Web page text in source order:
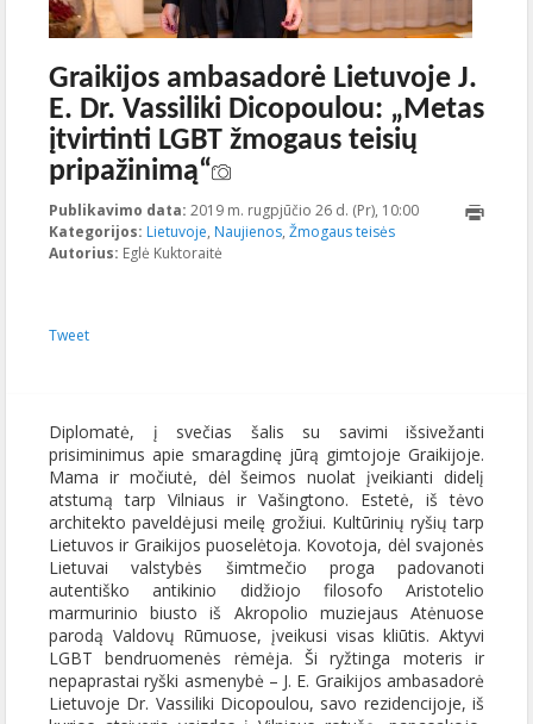
Graikijos ambasadorė Lietuvoje J.
E. Dr. Vassiliki Dicopoulou: „Metas
įtvirtinti LGBT žmogaus teisių
pripažinimą“
Publikavimo data: 2019 m. rugpjūčio 26 d. (Pr), 10:00 2019-08-
Kategorijos: Lietuvoje, Naujienos, Žmogaus teisės
Autorius: Eglė Kuktoraitė
Tweet
Diplomatė, į svečias šalis su savimi išsivežanti
prisiminimus apie smaragdinę jūrą gimtojoje Graikijoje.
Mama ir močiutė, dėl šeimos nuolat įveikianti didelį
atstumą tarp Vilniaus ir Vašingtono. Estetė, iš tėvo
architekto paveldėjusi meilę grožiui. Kultūrinių ryšių tarp
Lietuvos ir Graikijos puoselėtoja. Kovotoja, dėl svajonės
Lietuvai valstybės šimtmečio proga padovanoti
autentiško antikinio didžiojo filosofo Aristotelio
marmurinio biusto iš Akropolio muziejaus Atėnuose
parodą Valdovų Rūmuose, įveikusi visas kliūtis. Aktyvi
LGBT bendruomenės rėmėja. Ši ryžtinga moteris ir
nepaprastai ryški asmenybė – J. E. Graikijos ambasadorė
Lietuvoje Dr. Vassiliki Dicopoulou, savo rezidencijoje, iš